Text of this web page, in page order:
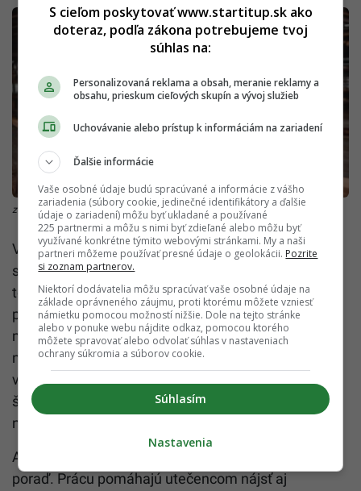
zdroj: Unsplash/Jeriden Villegas
V súčasnosti je na profile takmer 7 000 ponúk zo
spomínaných európskych pracovných portálov. Z
toho 2 600 ponúk je na Slovensku. Portál jednotlivé
ponuky rozdeľuje aj v súvislosti s krajmi, pričom
majú Ukrajinci jednoznačne najviac možností v okolí
nášho hlavného mesta. V Bratislavskom kraji ide o
vyše 1 200 ponúk, v Košickom vyše 400 a v ďalších
šiestich slovenských krajoch počet ponúk
nepresahuje 200.
Ak poznáš Ukrajinca, ktorý si hľadá prácu, určite mu
poraď. Prácu pomáhajú utečencom nájsť aj
S cieľom poskytovať www.startitup.sk ako
doteraz, podľa zákona potrebujeme tvoj
súhlas na:
Personalizovaná reklama a obsah, meranie reklamy a
obsahu, prieskum cieľových skupín a vývoj služieb
Uchovávanie alebo prístup k informáciám na zariadení
Ďalšie informácie
Vaše osobné údaje budú spracúvané a informácie z vášho
zariadenia (súbory cookie, jedinečné identifikátory a ďalšie
údaje o zariadení) môžu byť ukladané a používané
225 partnermi a môžu s nimi byť zdieľané alebo môžu byť
využívané konkrétne týmito webovými stránkami. My a naši
partneri môžeme používať presné údaje o geolokácii. Pozrite
si zoznam partnerov.
Niektorí dodávatelia môžu spracúvať vaše osobné údaje na
základe oprávneného záujmu, proti ktorému môžete vzniesť
námietku pomocou možností nižšie. Dole na tejto stránke
alebo v ponuke webu nájdite odkaz, pomocou ktorého
môžete spravovať alebo odvolať súhlas v nastaveniach
ochrany súkromia a súborov cookie.
Súhlasím
Nastavenia